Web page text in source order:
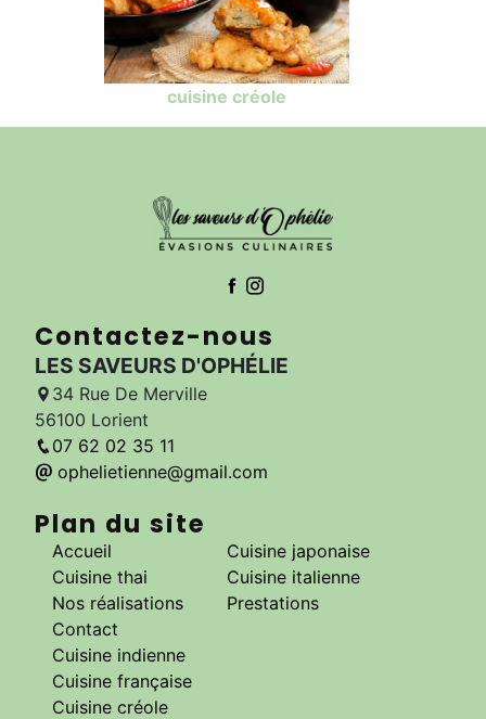
cuisine créole
Contactez-nous
LES SAVEURS D'OPHÉLIE
34 Rue De Merville
56100 Lorient
07 62 02 35 11
ophelietienne@gmail.com
Plan du site
Accueil
Cuisine thai
Nos réalisations
Contact
Cuisine indienne
Cuisine française
Cuisine créole
Cuisine japonaise
Cuisine italienne
Prestations